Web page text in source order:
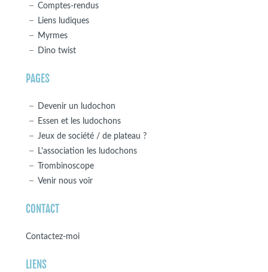
Comptes-rendus
Liens ludiques
Myrmes
Dino twist
PAGES
Devenir un ludochon
Essen et les ludochons
Jeux de société / de plateau ?
L'association les ludochons
Trombinoscope
Venir nous voir
CONTACT
Contactez-moi
LIENS